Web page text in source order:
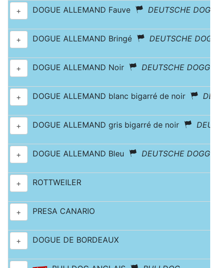
+ DOGUE ALLEMAND Fauve DEUTSCHE
+ DOGUE ALLEMAND Bringé DEUTSCHE
+ DOGUE ALLEMAND Noir DEUTSCHE DOGGE
+ DOGUE ALLEMAND blanc bigarré de noir
+ DOGUE ALLEMAND gris bigarré de noir
+ DOGUE ALLEMAND Bleu DEUTSCHE DOGGE
+ ROTTWEILER
+ PRESA CANARIO
+ DOGUE DE BORDEAUX